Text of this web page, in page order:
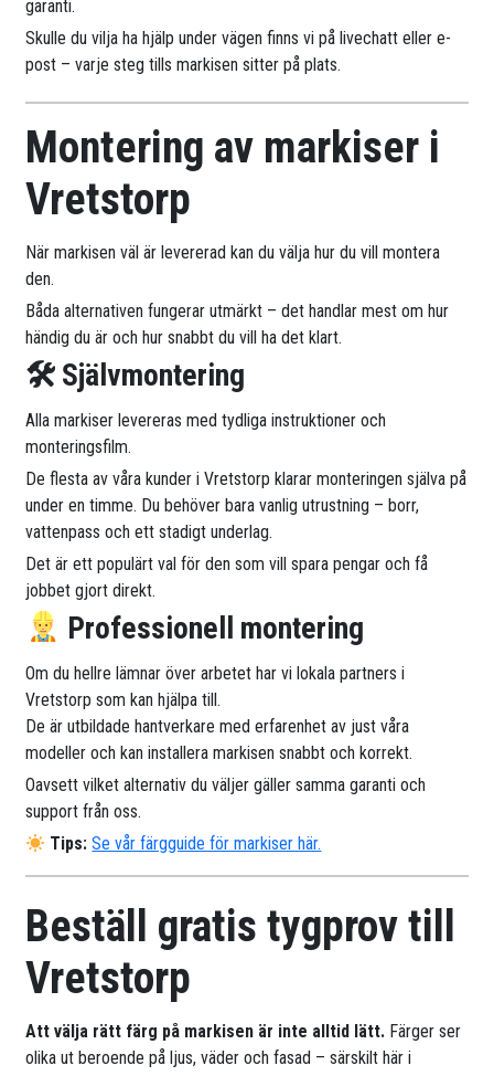
garanti.
Skulle du vilja ha hjälp under vägen finns vi på livechatt eller e-
post – varje steg tills markisen sitter på plats.
Montering av markiser i
Vretstorp
När markisen väl är levererad kan du välja hur du vill montera
den.
Båda alternativen fungerar utmärkt – det handlar mest om hur
händig du är och hur snabbt du vill ha det klart.
🛠 Självmontering
Alla markiser levereras med tydliga instruktioner och
monteringsfilm.
De flesta av våra kunder i Vretstorp klarar monteringen själva på
under en timme. Du behöver bara vanlig utrustning – borr,
vattenpass och ett stadigt underlag.
Det är ett populärt val för den som vill spara pengar och få
jobbet gjort direkt.
Professionell montering
Om du hellre lämnar över arbetet har vi lokala partners i
Vretstorp som kan hjälpa till.
De är utbildade hantverkare med erfarenhet av just våra
modeller och kan installera markisen snabbt och korrekt.
Oavsett vilket alternativ du väljer gäller samma garanti och
support från oss.
Tips: Se vår färgguide för markiser här.
Beställ gratis tygprov till
Vretstorp
Att välja rätt färg på markisen är inte alltid lätt. Färger ser
olika ut beroende på ljus, väder och fasad – särskilt här i